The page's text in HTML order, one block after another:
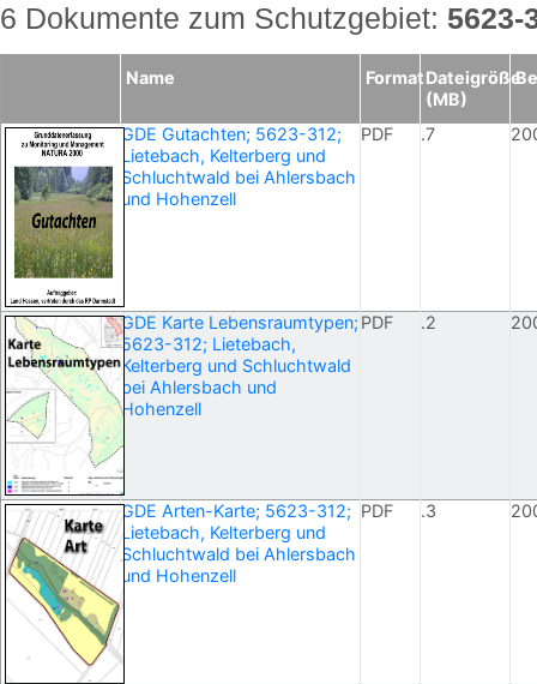
6 Dokumente zum Schutzgebiet: 5623-
Name FormatDateigröße
(MB)
GDE Gutachten; 5623-312;
Lietebach, Kelterberg und
Schluchtwald bei Ahlersbach
und Hohenzell
PDF .7
GDE Karte Lebensraumtypen;
5623-312; Lietebach,
Kelterberg und Schluchtwald
bei Ahlersbach und
Hohenzell
PDF .2
GDE Arten-Karte; 5623-312;
Lietebach, Kelterberg und
Schluchtwald bei Ahlersbach
und Hohenzell
PDF .3